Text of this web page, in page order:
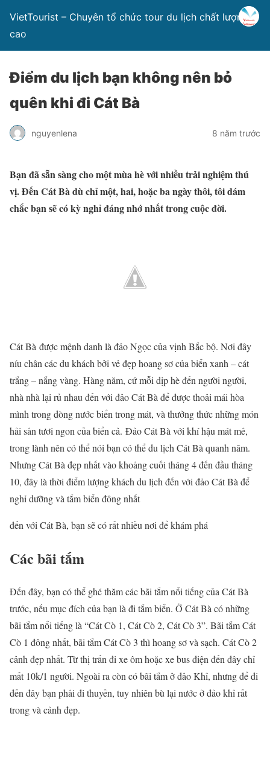
VietTourist – Chuyên tổ chức tour du lịch chất lượng
cao
Điểm du lịch bạn không nên bỏ
quên khi đi Cát Bà
nguyenlena 8 năm trước
Bạn đã sẵn sàng cho một mùa hè với nhiều trải nghiệm thú
vị. Đến Cát Bà dù chỉ một, hai, hoặc ba ngày thôi, tôi dám
chắc bạn sẽ có kỳ nghỉ đáng nhớ nhất trong cuộc đời.
Cát Bà được mệnh danh là đảo Ngọc của vịnh Bắc bộ. Nơi đây
níu chân các du khách bởi vẻ đẹp hoang sơ của biển xanh – cát
trắng – nắng vàng. Hàng năm, cứ mỗi dịp hè đến người người,
nhà nhà lại rủ nhau đến với đảo Cát Bà để được thoải mái hòa
mình trong dòng nước biển trong mát, và thưởng thức những món
hải sản tươi ngon của biển cả. Đảo Cát Bà với khí hậu mát mẻ,
trong lành nên có thể nói bạn có thể du lịch Cát Bà quanh năm.
Nhưng Cát Bà đẹp nhất vào khoảng cuối tháng 4 đến đầu tháng
10, đây là thời điểm lượng khách du lịch đến với đảo Cát Bà để
nghỉ dưỡng và tắm biển đông nhất
đến với Cát Bà, bạn sẽ có rất nhiều nơi để khám phá
Các bãi tắm
Đến đây, bạn có thể ghé thăm các bãi tắm nổi tiếng của Cát Bà
trước, nếu mục đích của bạn là đi tắm biển. Ở Cát Bà có những
bãi tắm nổi tiếng là “Cát Cò 1, Cát Cò 2, Cát Cò 3”. Bãi tắm Cát
Cò 1 đông nhất, bãi tắm Cát Cò 3 thì hoang sơ và sạch. Cát Cò 2
cảnh đẹp nhất. Từ thị trấn đi xe ôm hoặc xe bus điện đến đây chỉ
mất 10k/1 người. Ngoài ra còn có bãi tắm ở đảo Khỉ, nhưng để đi
đến đây bạn phải đi thuyền, tuy nhiên bù lại nước ở đảo khỉ rất
trong và cảnh đẹp.